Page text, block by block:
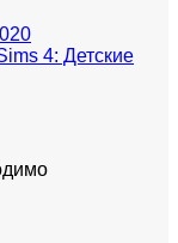
4: Детские